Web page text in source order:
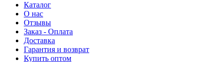
Каталог
О нас
Отзывы
Заказ - Оплата
Доставка
Гарантия и возврат
Купить оптом